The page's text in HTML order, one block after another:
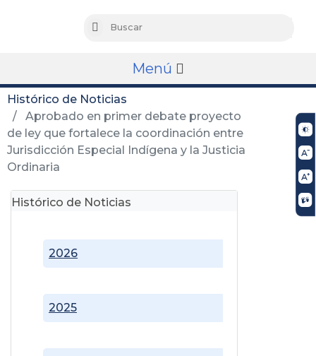
Buscar
Menú
Histórico de Noticias
Aprobado en primer debate proyecto
de ley que fortalece la coordinación entre
Jurisdicción Especial Indígena y la Justicia
Ordinaria
Histórico de Noticias
2025
2026